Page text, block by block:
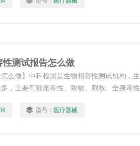
性测试报告怎么做
怎么做】中科检测是生物相容性测试机构，生
，主要有细胞毒性、致敏、刺激、全身毒性
育毒性和生物降解等。
型号： 医疗器械